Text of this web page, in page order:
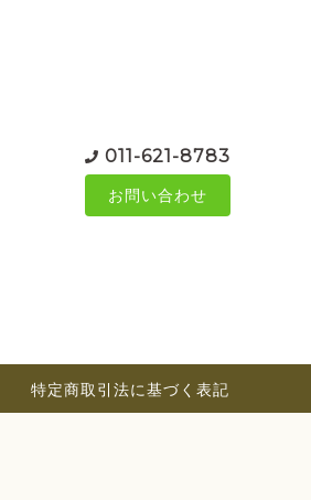
011-621-8783
お問い合わせ
特定商取引法に基づく表記